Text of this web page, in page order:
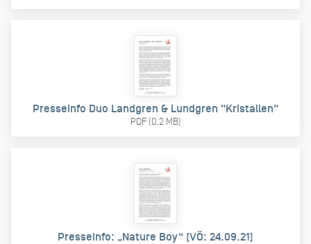
Presseinfo Duo Landgren & Lundgren "Kristallen"
PDF (0.2 MB)
Presseinfo: „Nature Boy“ (VÖ: 24.09.21)